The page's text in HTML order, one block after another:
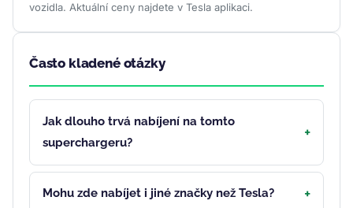
vozidla. Aktuální ceny najdete v Tesla aplikaci.
Často kladené otázky
Jak dlouho trvá nabíjení na tomto
superchargeru?
Mohu zde nabíjet i jiné značky než Tesla?